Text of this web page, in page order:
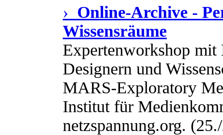
› Online-Archive -
Wissensräume
Expertenworkshop
Designern und
MARS-Exploratory
Institut für
netzspannung.org.